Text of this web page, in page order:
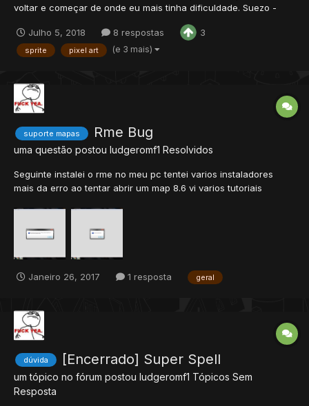
voltar e começar de onde eu mais tinha dificuldade. Suezo -
Free for use! Obs.: SadBoy da otland sou eu
Julho 5, 2018 8 respostas 3
sprite pixel art (e 3 mais)
suporte mapas Rme Bug
uma questão postou ludgeromf1 Resolvidos
Seguinte instalei o rme no meu pc tentei varios instaladores
mais da erro ao tentar abrir um map 8.6 vi varios tutoriais
erro (erro 1) aee quando eu desmarco a caixa la...
Janeiro 26, 2017 1 resposta geral
dúvida [Encerrado] Super Spell
um tópico no fórum postou ludgeromf1 Tópicos Sem
Resposta